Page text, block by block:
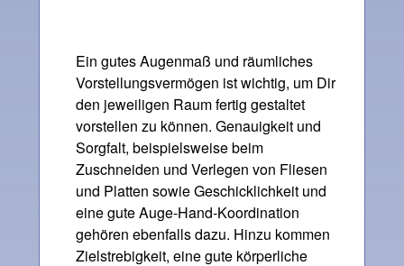
Ein gutes Augenmaß und räumliches
Vorstellungsvermögen ist wichtig, um Dir
den jeweiligen Raum fertig gestaltet
vorstellen zu können. Genauigkeit und
Sorgfalt, beispielsweise beim
Zuschneiden und Verlegen von Fliesen
und Platten sowie Geschicklichkeit und
eine gute Auge-Hand-Koordination
gehören ebenfalls dazu. Hinzu kommen
Zielstrebigkeit, eine gute körperliche